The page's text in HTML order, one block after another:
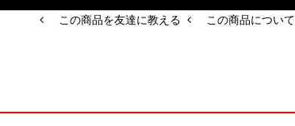
この商品を友達に教える この商品につい